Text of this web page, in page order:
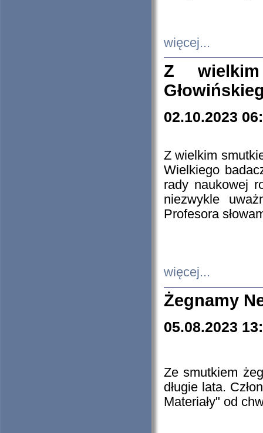
więcej...
Z
02.10.2023
Z wielkim
Wielkiego
rady naukowej
niezwykle
Profesora
więcej...
Żegnamy
05.08.2023
Ze smutkiem
długie lata.
Materiały" od